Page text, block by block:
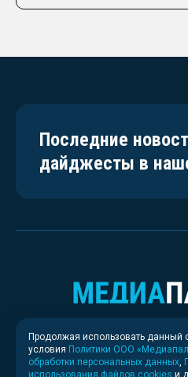
Последние
дайджесты в
Продолжая использовать данный
условия Политики ООО
обработки персональных данных
использования файлов cookies и